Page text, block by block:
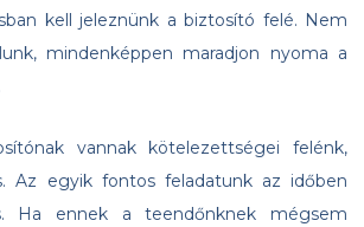
kell jeleznünk a biztosító felé. Nem
mindenképpen maradjon nyoma a
vannak kötelezettségei felénk,
Az egyik fontos feladatunk az időben
Ha ennek a teendőnknek mégsem